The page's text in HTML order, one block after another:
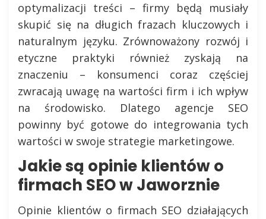
optymalizacji treści – firmy będą musiały
skupić się na długich frazach kluczowych i
naturalnym języku. Zrównoważony rozwój i
etyczne praktyki również zyskają na
znaczeniu – konsumenci coraz częściej
zwracają uwagę na wartości firm i ich wpływ
na środowisko. Dlatego agencje SEO
powinny być gotowe do integrowania tych
wartości w swoje strategie marketingowe.
Jakie są opinie klientów o
firmach SEO w Jaworznie
Opinie klientów o firmach SEO działających